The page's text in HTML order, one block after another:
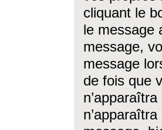
cliquant le
le message
message,
message
de fois que